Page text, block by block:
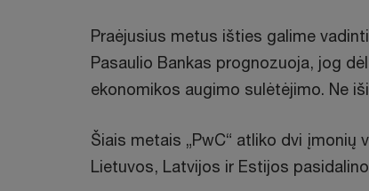
Praėjusius metus išties galime
Pasaulio Bankas prognozuoja, jog
ekonomikos augimo sulėtėjimo. Ne
Šiais metais „PwC“ atliko dvi įmonių
Lietuvos, Latvijos ir Estijos